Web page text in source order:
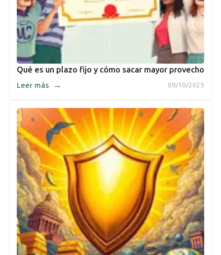
Qué es un plazo fijo y cómo sacar mayor provecho
09/10/2025
Leer más →